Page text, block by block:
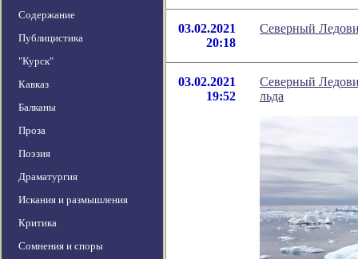
Содержание
Публицистика
"Курск"
Кавказ
Балканы
Проза
Поэзия
Драматургия
Искания и размышления
Критика
Сомнения и споры
03.02.2021
20:18
Северный
03.02.2021
19:52
Северный
льда